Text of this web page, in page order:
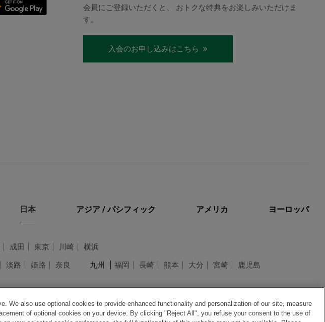
会員にご登録いただくと、 おトクな特典をお楽しみいただけま
す。
入会のお申し込みはこちら
日本 アジア / パシフィック アメリカ ヨーロッパ
成田 東京 川崎 横浜
淡路 姫路 奈良 九州 福岡 長崎 熊本 大分 宮崎 鹿児島
also use optional cookies to provide enhanced functionality and personalization of our site, measure
of optional cookies on your device. By clicking "Reject All", you refuse your consent to the use of